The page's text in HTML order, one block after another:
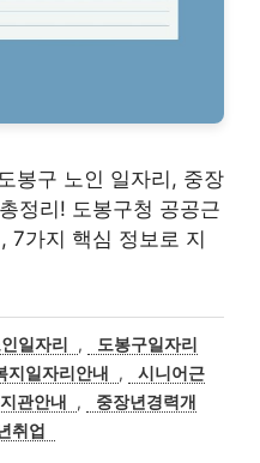
봉구 노인 일자리, 중장
정리! 도봉구청 공공근
7가지 핵심 정보로 지
일자리 ,
도봉구일자리
지일자리안내 ,
시니어근
관안내 ,
중장년경력개
취업